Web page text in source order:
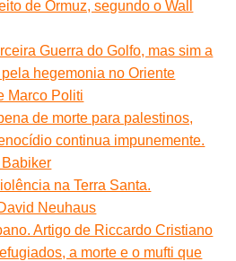
de Ormuz, segundo o Wall
Guerra do Golfo, mas sim a
hegemonia no Oriente
Marco Politi
de morte para palestinos,
continua impunemente.
na Terra Santa.
Neuhaus
Artigo de Riccardo Cristiano
a morte e o mufti que